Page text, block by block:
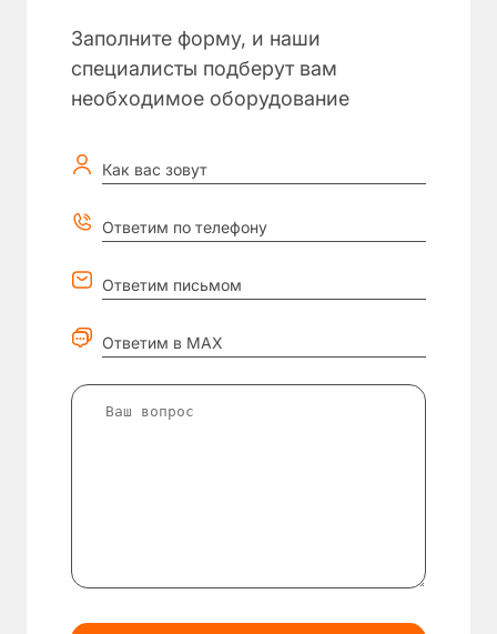
Заполните форму, и наши
специалисты подберут вам
необходимое оборудование
Как вас зовут
Ответим по телефону
Ответим письмом
Ответим в MAX